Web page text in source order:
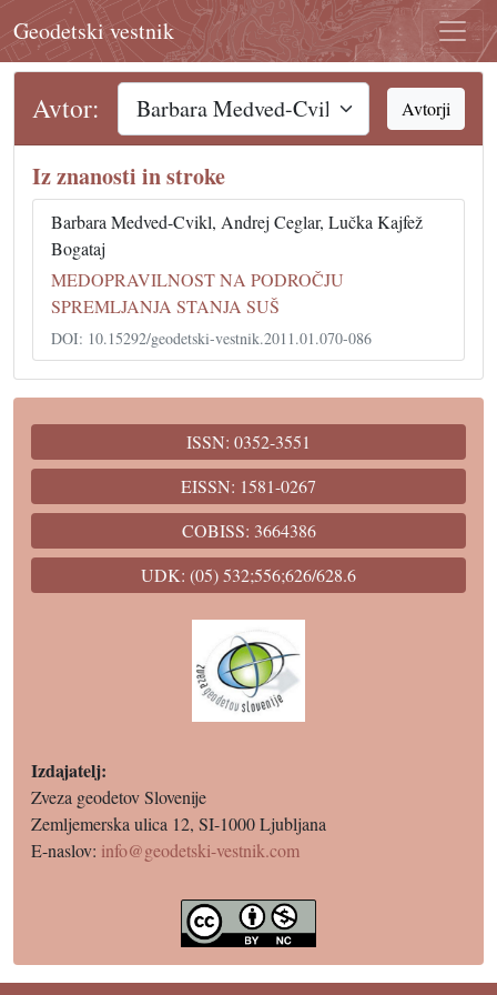
Geodetski vestnik
Avtor: Avtorji
Iz znanosti in stroke
Barbara Medved-Cvikl, Andrej Ceglar, Lučka Kajfež
Bogataj
MEDOPRAVILNOST NA PODROČJU
SPREMLJANJA STANJA SUŠ
DOI: 10.15292/geodetski-vestnik.2011.01.070-086
ISSN: 0352-3551
EISSN: 1581-0267
COBISS: 3664386
UDK: (05) 532;556;626/628.6
Izdajatelj:
Zveza geodetov Slovenije
Zemljemerska ulica 12, SI-1000 Ljubljana
E-naslov: info@geodetski-vestnik.com